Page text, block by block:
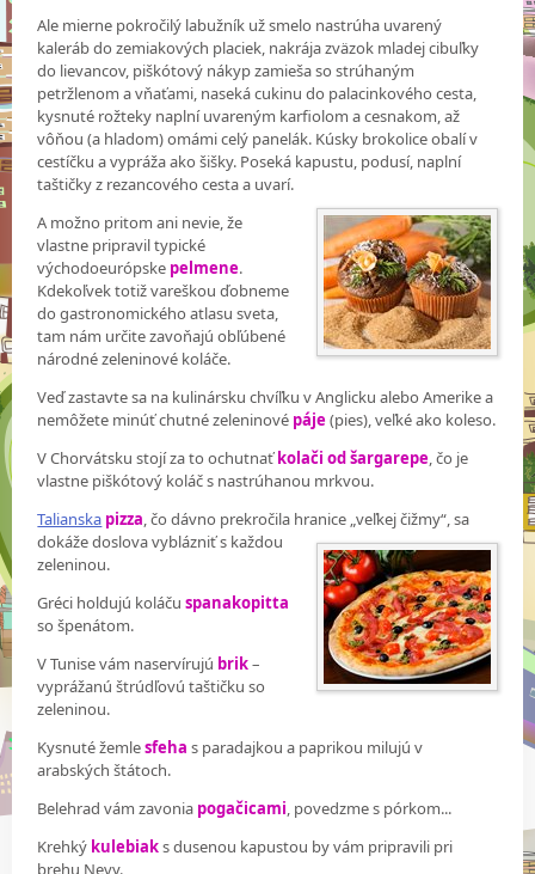
Ale mierne pokročilý labužník už smelo nastrúha uvarený
kaleráb do zemiakových placiek, nakrája zväzok mladej cibuľky
do lievancov, piškótový nákyp zamieša so strúhaným
petržlenom a vňaťami, naseká cukinu do palacinkového cesta,
kysnuté rožteky naplní uvareným karfiolom a cesnakom, až
vôňou (a hladom) omámi celý panelák. Kúsky brokolice obalí v
cestíčku a vypráža ako šišky. Poseká kapustu, podusí, naplní
taštičky z rezancového cesta a uvarí.
A možno pritom ani nevie, že
vlastne pripravil typické
východoeurópske pelmene.
Kdekoľvek totiž vareškou ďobneme
do gastronomického atlasu sveta,
tam nám určite zavoňajú obľúbené
národné zeleninové koláče.
Veď zastavte sa na kulinársku chvíľku v Anglicku alebo Amerike a
nemôžete minúť chutné zeleninové páje(pies), veľké ako koleso.
V Chorvátsku stojí za to ochutnaťkolači od šargarepe, čo je
vlastne piškótový koláč s nastrúhanou mrkvou.
Talianska pizza, čo dávno prekročila hranice „veľkej čižmy“, sa
dokáže doslova vyblázniť s každou
zeleninou.
Gréci holdujú koláčuspanakopitta
so špenátom.
V Tunise vám naservírujú brik–
vyprážanú štrúdľovú taštičku so
zeleninou.
Kysnuté žemlesfeha s paradajkou a paprikou milujú v
arabských štátoch.
Belehrad vám zavonia pogačicami, povedzme s pórkom...
Krehký kulebiaks dusenou kapustou by vám pripravili pri
brehu Nevy.